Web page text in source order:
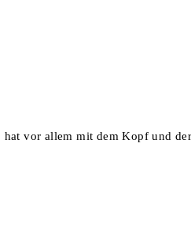
hat vor allem mit dem Kopf und der